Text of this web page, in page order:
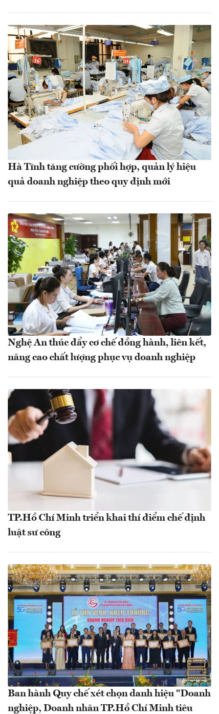
Hà Tĩnh tăng cường phối hợp, quản lý hiệu
quả doanh nghiệp theo quy định mới
Nghệ An thúc đẩy cơ chế đồng hành, liên kết,
nâng cao chất lượng phục vụ doanh nghiệp
TP.Hồ Chí Minh triển khai thí điểm chế định
luật sư công
Ban hành Quy chế xét chọn danh hiệu "Doanh
nghiệp, Doanh nhân TP.Hồ Chí Minh tiêu